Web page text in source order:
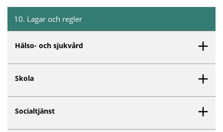
10. Lagar och regler
Hälso- och sjukvård
Skola
Socialtjänst
Inget innehåll matchar dina valda filter.